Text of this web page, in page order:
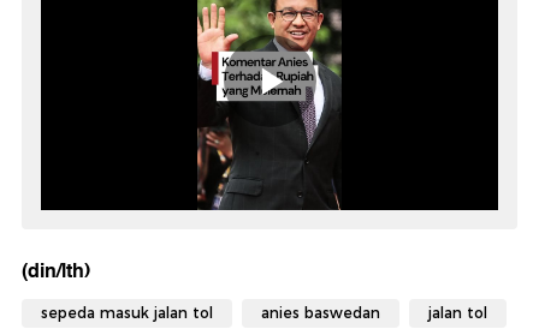
(din/lth)
sepeda masuk jalan tol anies baswedan jalan tol